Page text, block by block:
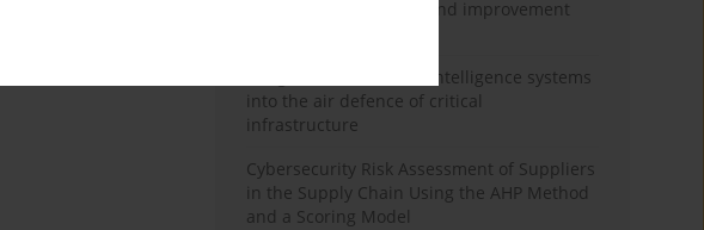
management logistics and improvement
Integration of artificial intelligence systems
into the air defence of critical
infrastructure
Cybersecurity Risk Assessment of Suppliers
in the Supply Chain Using the AHP Method
and a Scoring Model